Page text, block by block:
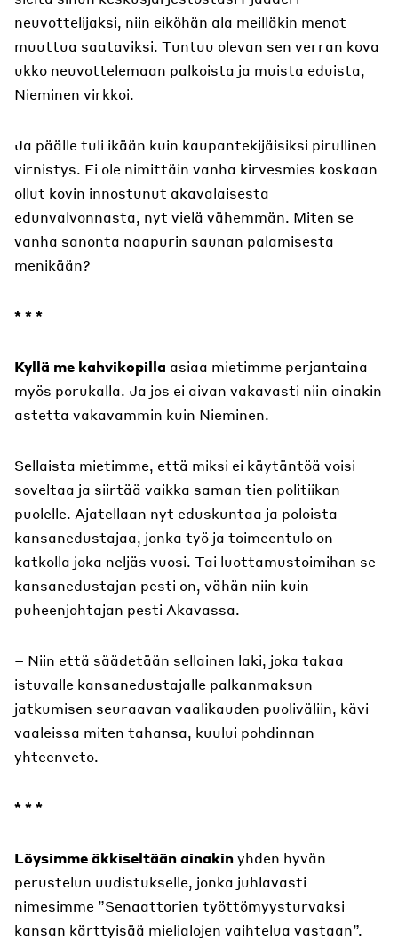
neuvottelijaksi, niin eiköhän ala meilläkin menot
muuttua saataviksi. Tuntuu olevan sen verran kova
ukko neuvottelemaan palkoista ja muista eduista,
Nieminen virkkoi.
Ja päälle tuli ikään kuin kaupantekijäisiksi pirullinen
virnistys. Ei ole nimittäin vanha kirvesmies koskaan
ollut kovin innostunut akavalaisesta
edunvalvonnasta, nyt vielä vähemmän. Miten se
vanha sanonta naapurin saunan palamisesta
menikään?
* * *
Kyllä me kahvikopilla asiaa mietimme perjantaina
myös porukalla. Ja jos ei aivan vakavasti niin ainakin
astetta vakavammin kuin Nieminen.
Sellaista mietimme, että miksi ei käytäntöä voisi
soveltaa ja siirtää vaikka saman tien politiikan
puolelle. Ajatellaan nyt eduskuntaa ja poloista
kansanedustajaa, jonka työ ja toimeentulo on
katkolla joka neljäs vuosi. Tai luottamustoimihan se
kansanedustajan pesti on, vähän niin kuin
puheenjohtajan pesti Akavassa.
– Niin että säädetään sellainen laki, joka takaa
istuvalle kansanedustajalle palkanmaksun
jatkumisen seuraavan vaalikauden puoliväliin, kävi
vaaleissa miten tahansa, kuului pohdinnan
yhteenveto.
* * *
Löysimme äkkiseltään ainakinyhden hyvän
perustelun uudistukselle, jonka juhlavasti
nimesimme ”Senaattorien työttömyysturvaksi
kansan kärttyisää mielialojen vaihtelua vastaan”.